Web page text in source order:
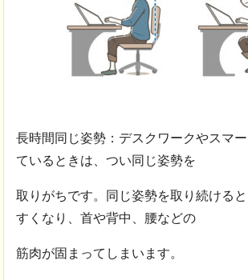
長時間同じ姿勢：デスクワークやスマ
ているときは、つい同じ姿勢を
取りがちです。同じ姿勢を取り続ける
すくなり、首や背中、腰などの
筋肉が固まってしまいます。